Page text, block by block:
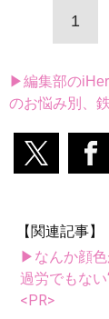
1
▶編集部の
のお悩み別、
【関連記事】
▶なんか顔色
過労でもな
<PR>